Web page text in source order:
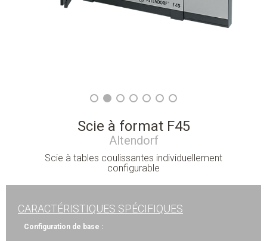
Scie à format F45
Altendorf
Scie à tables coulissantes individuellement
configurable
CARACTÉRISTIQUES SPÉCIFIQUES
Configuration de base :